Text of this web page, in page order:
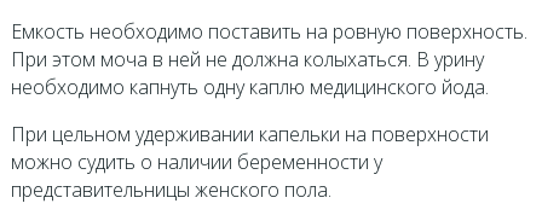
Емкость необходимо поставить на ровную поверхность.
При этом моча в ней не должна колыхаться. В урину
необходимо капнуть одну каплю медицинского йода.
При цельном удерживании капельки на поверхности
можно судить о наличии беременности у
представительницы женского пола.